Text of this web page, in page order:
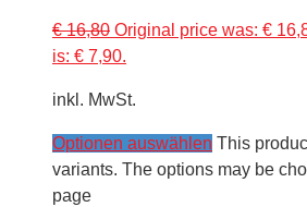
€16,80 Original price was: €
is: € 7,90.
inkl. MwSt.
Optionen auswählen This
variants. The options may be
page